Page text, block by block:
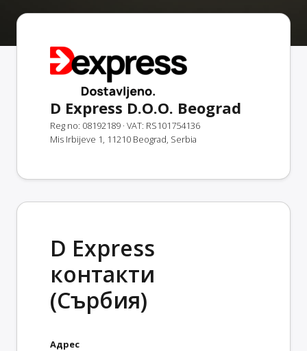
D Express D.O.O. Beograd
Reg no: 08192189 · VAT: RS101754136
Mis Irbijeve 1, 11210 Beograd, Serbia
D Express
контакти
(Сърбия)
Адрес